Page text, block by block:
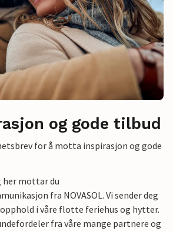
og gode tilbud
for å motta inspirasjon og gode
her mottar du
fra NOVASOL. Vi sender deg
i våre flotte feriehus og hytter.
fra våre mange partnere og